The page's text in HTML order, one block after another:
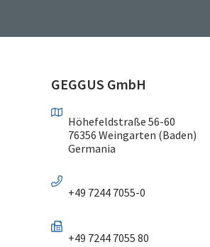
GEGGUS GmbH
Höhefeldstraße 56-60
76356 Weingarten (Baden)
Germania
+49 7244 7055-0
+49 7244 7055 80